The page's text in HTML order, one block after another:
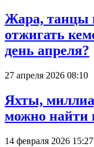
Жара, танцы
отжигать
день апреля?
27 апреля 2026 08:10
Яхты,
можно найти
14 февраля 2026 15:27